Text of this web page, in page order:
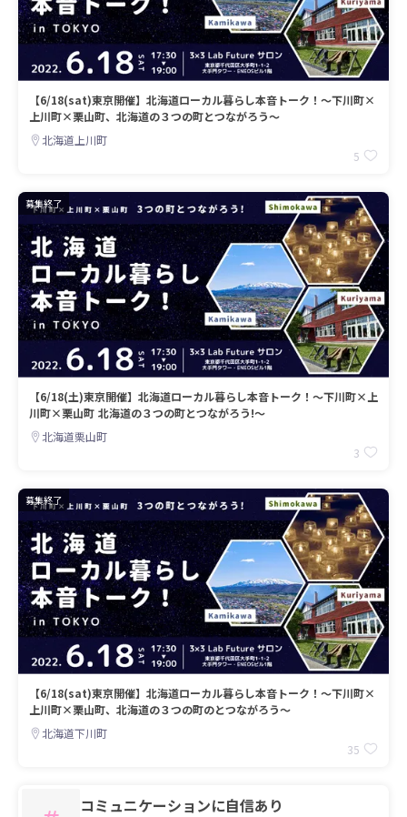
【6/18(sat)東京開催】北海道ローカル暮らし本音トーク！〜下川町×
上川町×栗山町、北海道の３つの町とつながろう〜
北海道上川町
5
募集終了
【6/18(土)東京開催】北海道ローカル暮らし本音トーク！〜下川町×上
川町×栗山町 北海道の３つの町とつながろう!〜
北海道栗山町
3
募集終了
【6/18(sat)東京開催】北海道ローカル暮らし本音トーク！〜下川町×
上川町×栗山町、北海道の３つの町のとつながろう〜
北海道下川町
35
コミュニケーションに自信あり